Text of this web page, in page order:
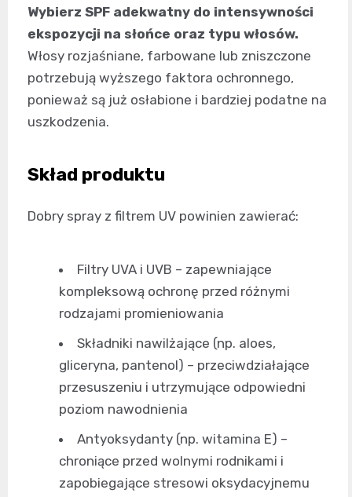
Wybierz SPF adekwatny do intensywności
ekspozycji na słońce oraz typu włosów.
Włosy rozjaśniane, farbowane lub zniszczone
potrzebują wyższego faktora ochronnego,
ponieważ są już osłabione i bardziej podatne na
uszkodzenia.
Skład produktu
Dobry spray z filtrem UV powinien zawierać:
Filtry UVA i UVB – zapewniające
kompleksową ochronę przed różnymi
rodzajami promieniowania
Składniki nawilżające (np. aloes,
gliceryna, pantenol) – przeciwdziałające
przesuszeniu i utrzymujące odpowiedni
poziom nawodnienia
Antyoksydanty (np. witamina E) –
chroniące przed wolnymi rodnikami i
zapobiegające stresowi oksydacyjnemu